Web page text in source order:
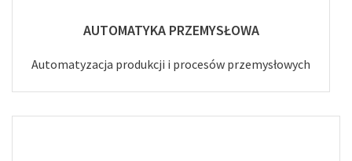
AUTOMATYKA PRZEMYSŁOWA
Automatyzacja produkcji i procesów przemysłowych